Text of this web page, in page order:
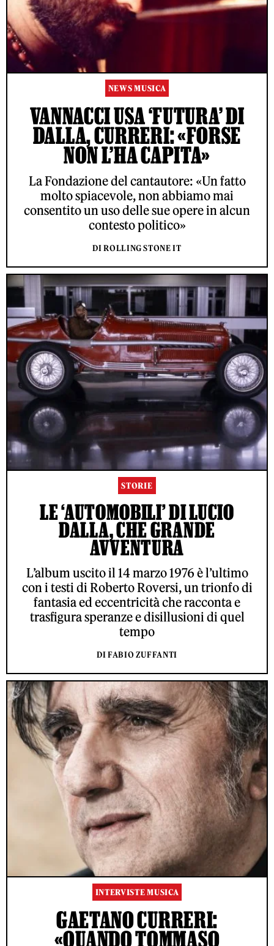
NEWS MUSICA
VANNACCI USA ‘FUTURA’ DI
DALLA, CURRERI: «FORSE
NON L’HA CAPITA»
La Fondazione del cantautore: «Un fatto
molto spiacevole, non abbiamo mai
consentito un uso delle sue opere in alcun
contesto politico»
DI ROLLING STONE IT
STORIE
LE ‘AUTOMOBILI’ DI LUCIO
DALLA, CHE GRANDE
AVVENTURA
L’album uscito il 14 marzo 1976 è l’ultimo
con i testi di Roberto Roversi, un trionfo di
fantasia ed eccentricità che racconta e
trasfigura speranze e disillusioni di quel
tempo
DI FABIO ZUFFANTI
INTERVISTE MUSICA
GAETANO CURRERI:
«QUANDO TOMMASO